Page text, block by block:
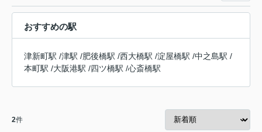
おすすめの駅
津新町駅 /津駅 /肥後橋駅 /西大橋駅 /淀屋橋駅 /中之島駅 /
本町駅 /大阪港駅 /四ツ橋駅 /心斎橋駅
2件